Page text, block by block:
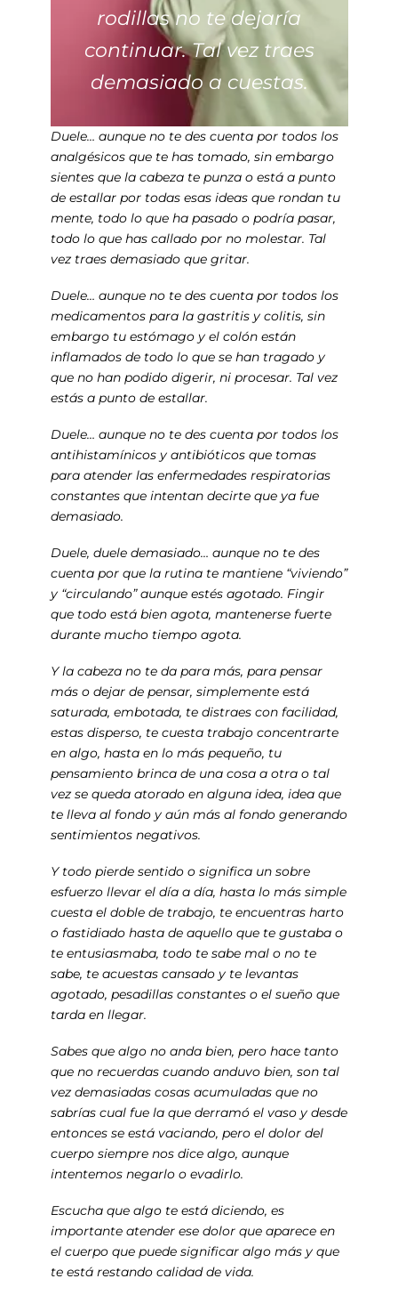
rodillas no te dejaría
continuar. Tal vez traes
demasiado a cuestas.
Duele… aunque no te des cuenta por todos los
analgésicos que te has tomado, sin embargo
sientes que la cabeza te punza o está a punto
de estallar por todas esas ideas que rondan tu
mente, todo lo que ha pasado o podría pasar,
todo lo que has callado por no molestar. Tal
vez traes demasiado que gritar.
Duele… aunque no te des cuenta por todos los
medicamentos para la gastritis y colitis, sin
embargo tu estómago y el colón están
inflamados de todo lo que se han tragado y
que no han podido digerir, ni procesar. Tal vez
estás a punto de estallar.
Duele… aunque no te des cuenta por todos los
antihistamínicos y antibióticos que tomas
para atender las enfermedades respiratorias
constantes que intentan decirte que ya fue
demasiado.
Duele, duele demasiado… aunque no te des
cuenta por que la rutina te mantiene “viviendo”
y “circulando” aunque estés agotado. Fingir
que todo está bien agota, mantenerse fuerte
durante mucho tiempo agota.
Y la cabeza no te da para más, para pensar
más o dejar de pensar, simplemente está
saturada, embotada, te distraes con facilidad,
estas disperso, te cuesta trabajo concentrarte
en algo, hasta en lo más pequeño, tu
pensamiento brinca de una cosa a otra o tal
vez se queda atorado en alguna idea, idea que
te lleva al fondo y aún más al fondo generando
sentimientos negativos.
Y todo pierde sentido o significa un sobre
esfuerzo llevar el día a día, hasta lo más simple
cuesta el doble de trabajo, te encuentras harto
o fastidiado hasta de aquello que te gustaba o
te entusiasmaba, todo te sabe mal o no te
sabe, te acuestas cansado y te levantas
agotado, pesadillas constantes o el sueño que
tarda en llegar.
Sabes que algo no anda bien, pero hace tanto
que no recuerdas cuando anduvo bien, son tal
vez demasiadas cosas acumuladas que no
sabrías cual fue la que derramó el vaso y desde
entonces se está vaciando, pero el dolor del
cuerpo siempre nos dice algo, aunque
intentemos negarlo o evadirlo.
Escucha que algo te está diciendo, es
importante atender ese dolor que aparece en
el cuerpo que puede significar algo más y que
te está restando calidad de vida.